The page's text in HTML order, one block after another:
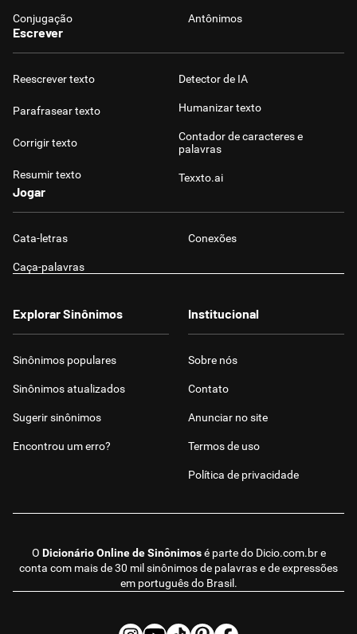
Conjugação Antônimos
Escrever
Reescrever texto
Parafrasear texto
Corrigir texto
Resumir texto
Detector de IA
Humanizar texto
Contador de caracteres e
palavras
Texxto.ai
Jogar
Cata-letras Conexões
Caça-palavras
O Dicionário Online de Sinônimosé parte do Dicio.com.bre
conta com mais de 30 mil sinônimos de palavras e de expressões
em português do Brasil.
Explorar Sinônimos
Sinônimos populares
Sinônimos atualizados
Sugerir sinônimos
Encontrou um erro?
Institucional
Sobre nós
Contato
Anunciar no site
Termos de uso
Política de privacidade